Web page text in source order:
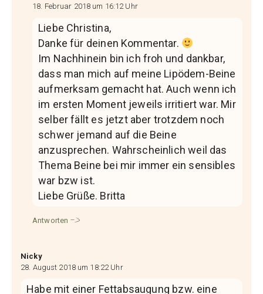
18. Februar 2018 um 16:12 Uhr
Liebe Christina,
Danke für deinen Kommentar.
Im Nachhinein bin ich froh und dankbar,
dass man mich auf meine Lipödem-Beine
aufmerksam gemacht hat. Auch wenn ich
im ersten Moment jeweils irritiert war. Mir
selber fällt es jetzt aber trotzdem noch
schwer jemand auf die Beine
anzusprechen. Wahrscheinlich weil das
Thema Beine bei mir immer ein sensibles
war bzw ist.
Liebe Grüße. Britta
Antworten
Nicky
28. August 2018 um 18:22 Uhr
Habe mit einer Fettabsaugung bzw. eine